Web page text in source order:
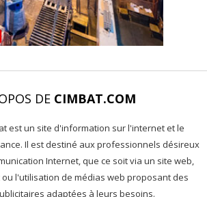
DE CIMBAT.COM
est un site d'information sur l'internet et le
Il est destiné aux professionnels désireux
Internet, que ce soit via un site web,
l'utilisation de médias web proposant des
adaptées à leurs besoins.